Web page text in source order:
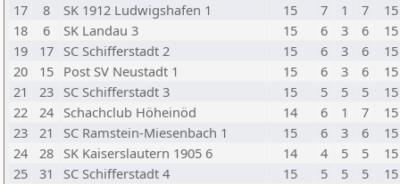
17
8 SK 1912 Ludwigshafen 1 15 7 1 7
15
18
6 SK Landau 3 15 6 3 6
15
19
17 SC Schifferstadt 2 15 6 3 6
15
20
15 Post SV Neustadt 1 15 6 3 6
15
21
23 SC Schifferstadt 3 15 5 5 5
15
22
24 Schachclub Höheinöd 14 6 1 7
15
23
21 SC Ramstein-Miesenbach 1 15 6 3 6
15
24
28 SK Kaiserslautern 1905 6 14 4 5 5
15
25
31 SC Schifferstadt 4 15 5 5 5
15